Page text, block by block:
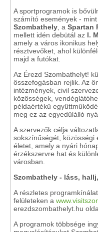
A sportprogramok is
számító események - mint
Szombathely , a Spartan
mellett idén debütál az I.
amely a város ikonikus
résztvevőket, ahol
majd a futókat.
Az Érezd Szombathelyt!
összefogásban rejlik. Az
intézmények, civil
közösségek,
példaértékű
meg ez az egyedülálló
A szervezők célja
sokszínűségét, közösségi
életet, amely a nyári
érzékszervre hat és
városban.
Szombathely - láss,
A részletes
felületeken a
erezdszombathelyt.hu
A programok többsége